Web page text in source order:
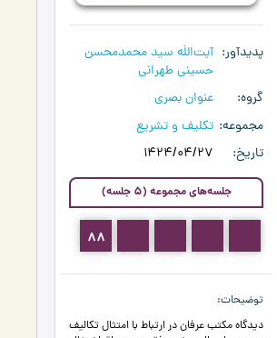
پدیدآور
آیت‌اللَه سید محمدمحسن
حسینی طهرانی
گروه
عنوان بصری
مجموعه تکلیف و تشریع
تاریخ
1424/04/27
جلسه‌های مجموعه (5 جلسه)
88
توضیحات
ديدگاه مكتب عرفان در ارتباط با امتثال تكاليف